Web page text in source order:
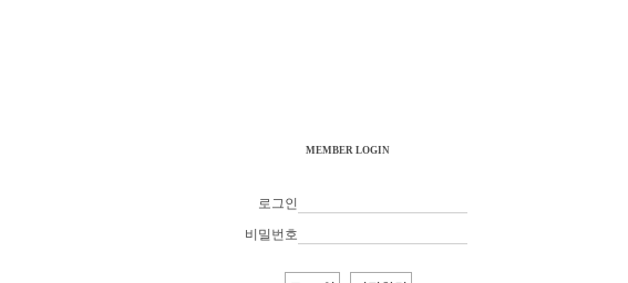
MEMBER LOGIN
로그인
비밀번호